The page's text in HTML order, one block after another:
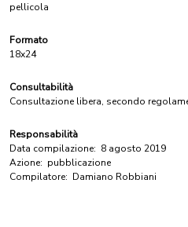
pellicola
Formato
18x24
Consultabilità
Consultazione libera, secondo
Responsabilità
Data compilazione: 8 agosto 2019
Azione: pubblicazione
Compilatore: Damiano Robbiani